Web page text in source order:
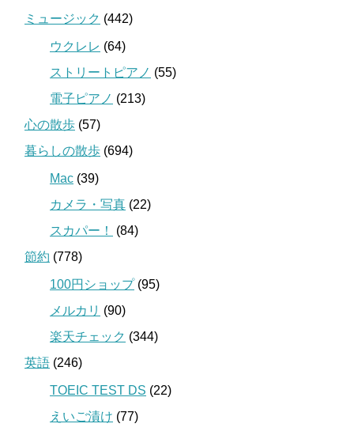
ミュージック (442)
ウクレレ (64)
ストリートピアノ (55)
電子ピアノ (213)
心の散歩 (57)
暮らしの散歩 (694)
Mac (39)
カメラ・写真 (22)
スカパー！
(84)
節約 (778)
100円ショップ(95)
メルカリ (90)
楽天チェック (344)
英語 (246)
TOEIC TEST DS (22)
えいご漬け (77)